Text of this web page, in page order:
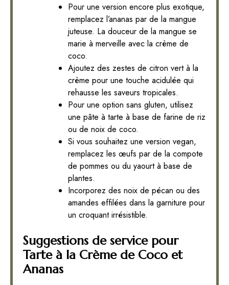
Pour une version encore plus exotique,
remplacez l’ananas par de la mangue
juteuse. La douceur de la mangue se
marie à merveille avec la crème de
coco.
Ajoutez des zestes de citron vert à la
crème pour une touche acidulée qui
rehausse les saveurs tropicales.
Pour une option sans gluten, utilisez
une pâte à tarte à base de farine de riz
ou de noix de coco.
Si vous souhaitez une version vegan,
remplacez les œufs par de la compote
de pommes ou du yaourt à base de
plantes.
Incorporez des noix de pécan ou des
amandes effilées dans la garniture pour
un croquant irrésistible.
Suggestions de service pour
Tarte à la Crème de Coco et
Ananas